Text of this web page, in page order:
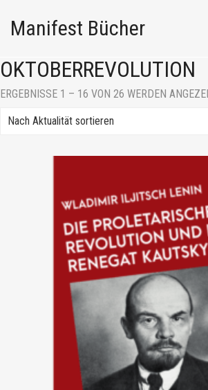
Manifest Bücher
OKTOBERREVOLUTION
ERGEBNISSE 1 – 16 VON 26 WERDEN
Nach Aktualität sortieren